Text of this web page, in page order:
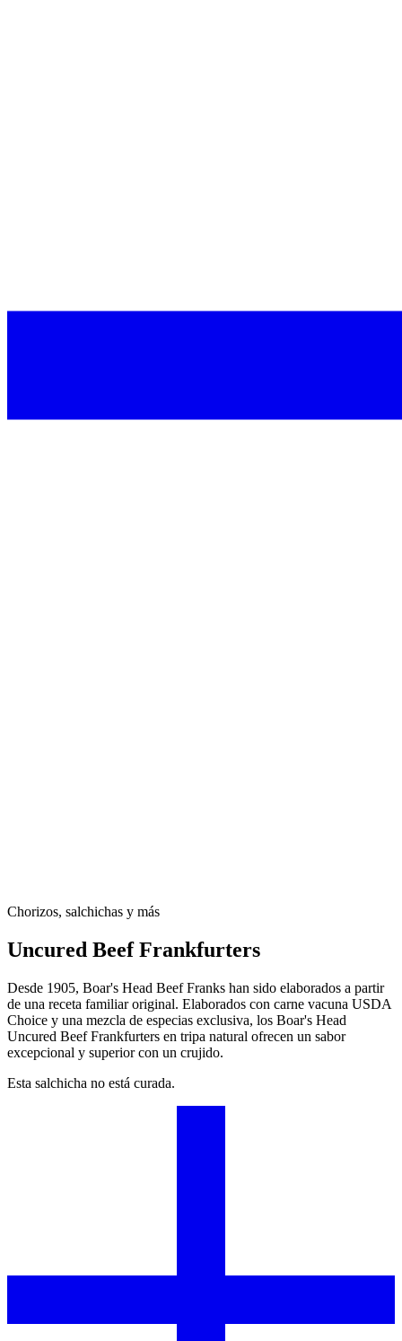
Chorizos, salchichas y más
Uncured Beef Frankfurters
Desde 1905, Boar's Head Beef Franks han sido elaborados a partir
de una receta familiar original. Elaborados con carne vacuna USDA
Choice y una mezcla de especias exclusiva, los Boar's Head
Uncured Beef Frankfurters en tripa natural ofrecen un sabor
excepcional y superior con un crujido.
Esta salchicha no está curada.